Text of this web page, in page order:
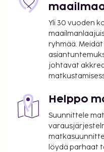
Yli 30 vuoden
ryhmää.
johtavat
Helppo
Suunnittele
löydä parhaat